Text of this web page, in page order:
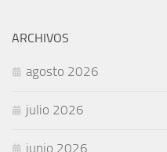
ARCHIVOS
agosto 2026
julio 2026
junio 2026